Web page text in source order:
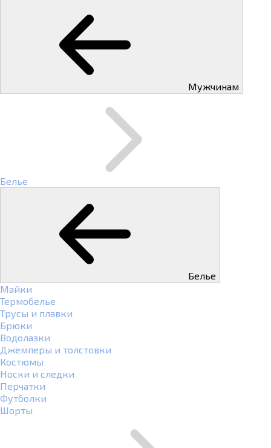
Мужчинам
Белье
Белье
Майки
Термобелье
Трусы и плавки
Брюки
Водолазки
Джемперы и толстовки
Костюмы
Носки и следки
Перчатки
Футболки
Шорты